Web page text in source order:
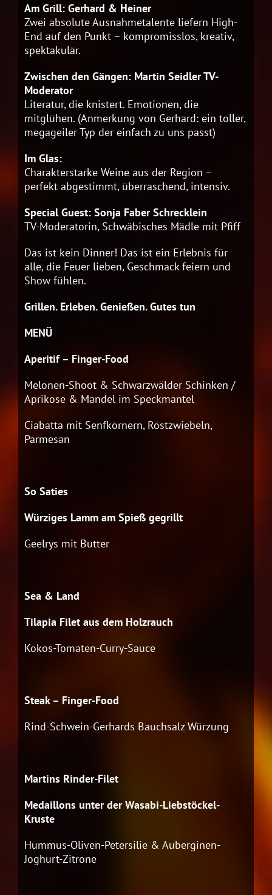
Am Grill: Gerhard & Heiner
Zwei absolute Ausnahmetalente liefern High-
End auf den Punkt – kompromisslos, kreativ,
spektakulär.
Zwischen den Gängen: Martin Seidler TV-
Moderator
Literatur, die knistert. Emotionen, die
mitglühen. (Anmerkung von Gerhard: ein toller,
megageiler Typ der einfach zu uns passt)
Im Glas:
Charakterstarke Weine aus der Region –
perfekt abgestimmt, überraschend, intensiv.
Special Guest: Sonja Faber Schrecklein
TV-Moderatorin, Schwäbisches Mädle mit Pfiff
Das ist kein Dinner! Das ist ein Erlebnis für
alle, die Feuer lieben, Geschmack feiern und
Show fühlen.
Grillen. Erleben. Genießen. Gutes tun
MENÜ
Aperitif – Finger-Food
Melonen-Shoot & Schwarzwälder Schinken /
Aprikose & Mandel im Speckmantel
Ciabatta mit Senfkörnern, Röstzwiebeln,
Parmesan
So Saties
Würziges Lamm am Spieß gegrillt
Geelrys mit Butter
Sea & Land
Tilapia Filet aus dem Holzrauch
Kokos-Tomaten-Curry-Sauce
Steak – Finger-Food
Rind-Schwein-Gerhards Bauchsalz Würzung
Martins Rinder-Filet
Medaillons unter der Wasabi-Liebstöckel-
Kruste
Hummus-Oliven-Petersilie & Auberginen-
Joghurt-Zitrone